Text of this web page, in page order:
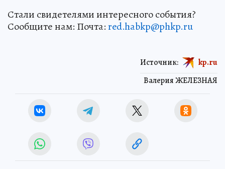
Стали свидетелями интересного события?
Сообщите нам: Почта:red.habkp@phkp.ru
Валерия ЖЕЛЕЗНАЯ
Источник: kp.ru